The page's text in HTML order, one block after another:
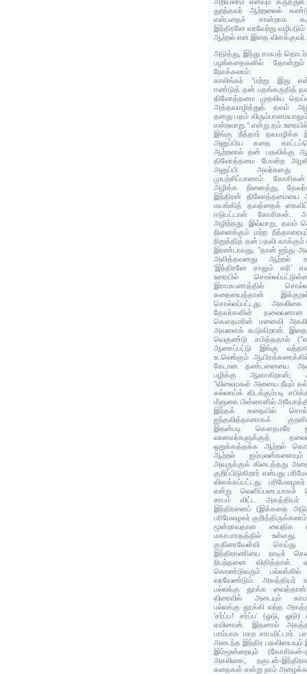
துறந்தவர் ஆற்றலைக்
என்பதைச் சான்றாக
இந்திரனே வரவேற்று
ஆற்றல் என இதை விளக்குவர்.
அடுத்து, இந்து சமயத்
பழங்கதைகளில்
நோக்கலாம்:
காலிங்கர் "மற்று இது
ஈண்டுத் தன் பதங்கருதித்
திலோத்தமை முதலிய
அத்தவமழித்துத் தவம்
தனது பதம்
என்றவாறு." என்று தம் உரையில்
இங்கு நீத்தார் தவமழிக்க
அனுப்பிய கதை
ஆற்றலால் தன் பதவிக்கு
திலோத்தமை போன்ற
அனுப்பி
முயற்சிப்பானாம்.
அழிக்க நினைத்து,
இந்திரன் திலோத்தமையை
மயங்கித் தவத்தைக்
ஈடுபட்டான் கோசிகன்.
அழிந்தது. இவ்வாறு, தவம்
நினைக்கும் மற்ற
நிறுத்தித் தன் பதவி
இரண்டாவது, "தான் ஐந்து
அவித்தவனது ஆற்றல்
'இந்திரனே சாலும் கரி'
உரையில்
இராமயணத்தில்
கதையைத்தான்
சொல்லப்பட்டது.
தேவர்களின் தலைவனான
கெளதமரின் மனைவி
அவளைக் கூடுகிறான்.
வெகுண்டு சபித்ததால்
ஆசைப்பட்டு இங்கு
உடலெங்கும்
கேடான தண்டனையை
பழிக்கு ஆளாகிறான்;
"விலைமகள் அனைய நீயும்
கல்லாய்க் கிடக்கும்படி
மீளுகை பின்னாளில்
இந்தக் கதையில்
ஐந்தவித்தானாகக்
இதன்படி கௌதமரே
வானவர்களுக்குத்
ஒறுக்கத்தக்க ஆற்றல்
ஆற்றல்
அவருக்குக் கிடைத்தது
குறிப்பிடுகிறார் என்பது
விளக்கப்பட்டது.
என்று வெளிப்படையாகச்
சாபம் விட்ட அகத்தியர்
இந்திரனைப் (இக்கதை
பரிமேலழகர்
மூன்றாவதான
மகாபாரதத்தில்
குதிரைவேள்வி செய்து
இந்திராணியை நாடிச்
நிபந்தனை விதித்தாள்.
கொண்டுவரும்
வரவேண்டும். அகத்தியர்
பல்லக்கு தூக்க வைத்தான்
விரைவில் அடையும்
பல்லக்கு தூக்கி வந்த
'சர்ப்ப! சர்ப்ப' (ஓடு, ஓடு)
ஏவினான். இதனால்
பாம்பாக மாற சாபமிட்டார்.
அடைந்த இந்திர
இம்மூன்றையும்
அகலிகை, நகுடன்-
கதைகள் என்று நாம்